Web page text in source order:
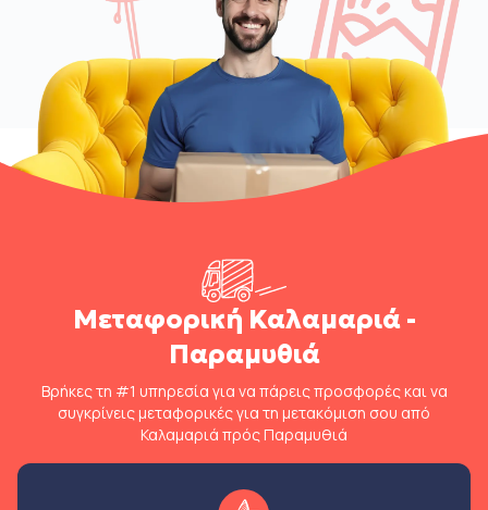
Μεταφορική Καλαμαριά -
Παραμυθιά
Βρήκες τη #1 υπηρεσία για να πάρεις προσφορές και να
συγκρίνεις μεταφορικές για τη μετακόμιση σου από
Καλαμαριά πρός Παραμυθιά